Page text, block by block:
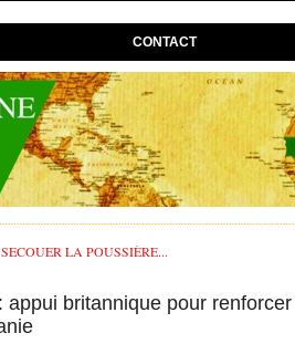
CONTACT
LA POUSSIÈRE...
appui britannique pour